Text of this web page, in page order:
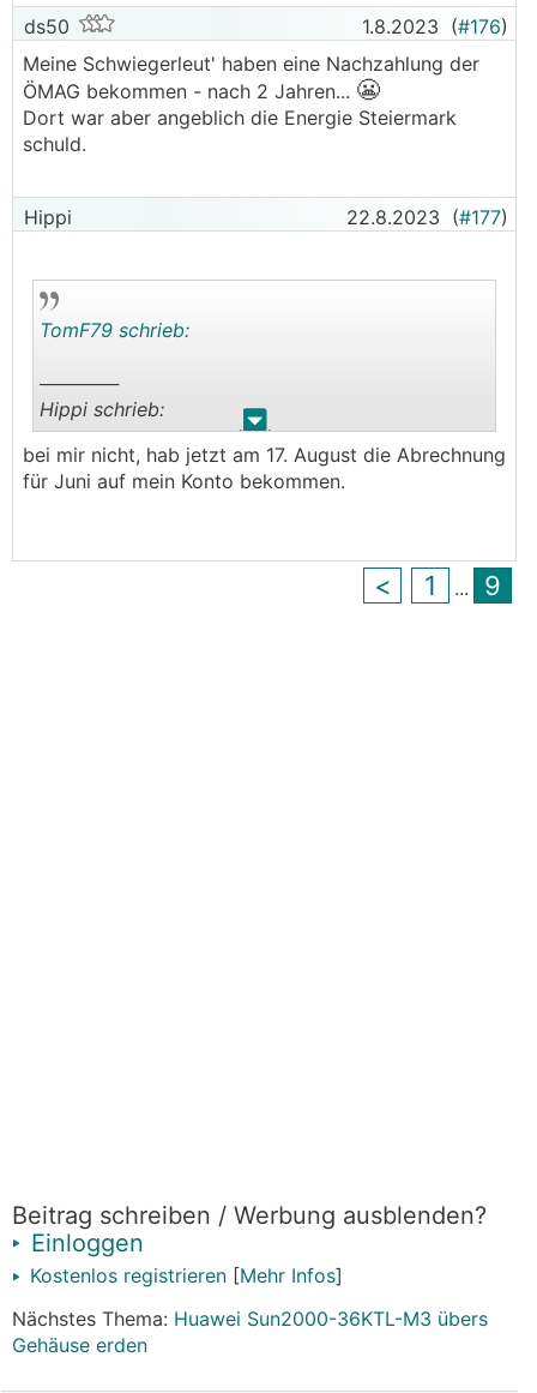
arbeiten würde, dann wär mein Dach übern Kopf
wohl eher eine Brücke🤦‍♂️
ds50 1.8.2023 (#176)
Meine Schwiegerleut' haben eine Nachzahlung der
ÖMAG bekommen - nach 2 Jahren... 😬
Dort war aber angeblich die Energie Steiermark
schuld.
Hippi 22.8.2023 (#177)
. .
TomF79 schrieb:
──────
Hippi schrieb:
hab meine für Mai am 13.Juli bekommen
───────────────
Monatsende ~29.-31.
bei mir nicht, hab jetzt am 17. August die Abrechnung
für Juni auf mein Konto bekommen.
< 1 ... 9
Beitrag schreiben / Werbung ausblenden?
Einloggen
Kostenlos registrieren [Mehr Infos]
Nächstes Thema: Huawei Sun2000-36KTL-M3 übers
Gehäuse erden